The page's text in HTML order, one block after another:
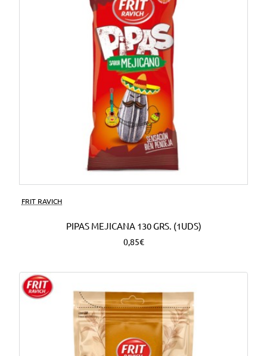
FRIT RAVICH
PIPAS MEJICANA 130 GRS. (1UDS)
0,85€